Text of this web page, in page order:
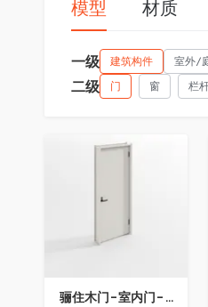
模型 材质
一级 建筑构件 室外/
二级 门 窗 栏
收藏
骊住木门-室内门-单开门-BFA-EF浅灰色